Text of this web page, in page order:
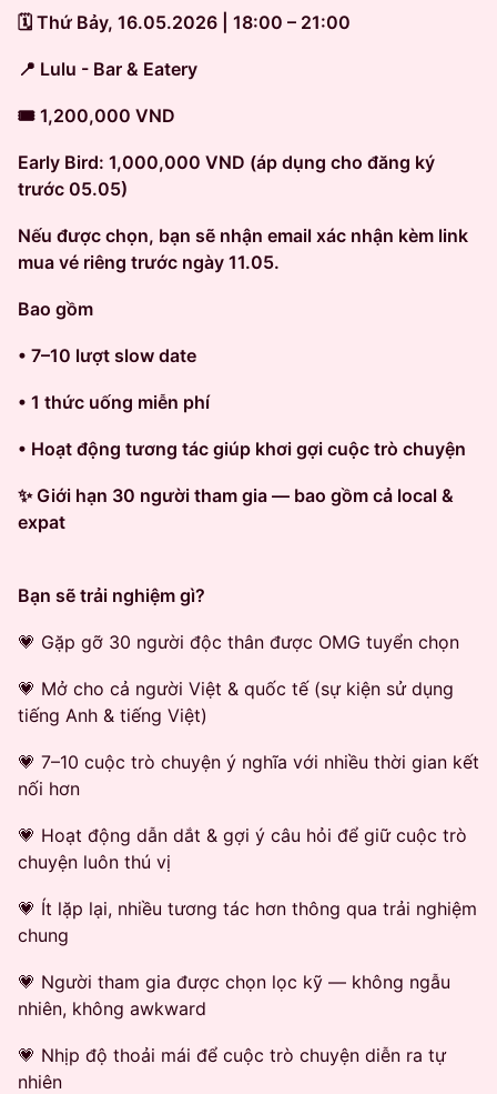
🗓 Thứ Bảy, 16.05.2026 | 18:00 – 21:00
📍 Lulu - Bar & Eatery
🎟 1,200,000 VND
Early Bird: 1,000,000 VND (áp dụng cho đăng ký
trước 05.05)
Nếu được chọn, bạn sẽ nhận email xác nhận kèm link
mua vé riêng trước ngày 11.05.
Bao gồm
• 7–10 lượt slow date
• 1 thức uống miễn phí
• Hoạt động tương tác giúp khơi gợi cuộc trò chuyện
✨ Giới hạn 30 người tham gia — bao gồm cả local &
expat
Bạn sẽ trải nghiệm gì?
💗 Gặp gỡ 30 người độc thân được OMG tuyển chọn
💗 Mở cho cả người Việt & quốc tế (sự kiện sử dụng
tiếng Anh & tiếng Việt)
💗 7–10 cuộc trò chuyện ý nghĩa với nhiều thời gian kết
nối hơn
💗 Hoạt động dẫn dắt & gợi ý câu hỏi để giữ cuộc trò
chuyện luôn thú vị
💗 Ít lặp lại, nhiều tương tác hơn thông qua trải nghiệm
chung
💗 Người tham gia được chọn lọc kỹ — không ngẫu
nhiên, không awkward
💗 Nhịp độ thoải mái để cuộc trò chuyện diễn ra tự
nhiên